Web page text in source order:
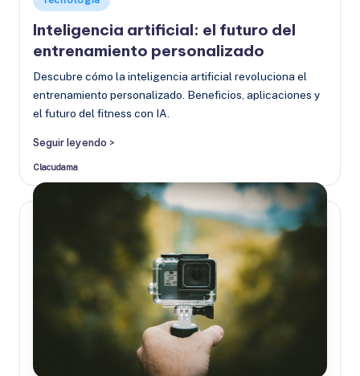
en
Inteligencia artificial: el futuro del
entrenamiento personalizado
Descubre cómo la inteligencia artificial revoluciona el
entrenamiento personalizado. Beneficios, aplicaciones y
el futuro del fitness con IA.
Seguir leyendo >
Publicado
por
Clacudama